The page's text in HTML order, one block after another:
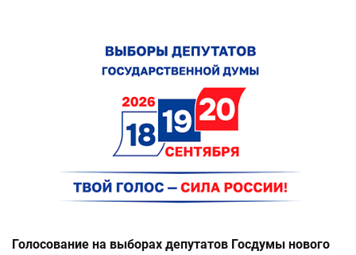
Голосование на выборах депутатов Госдумы нового